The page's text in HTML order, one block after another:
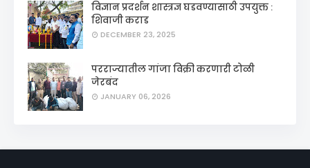
विज्ञान प्रदर्शन शास्त्रज्ञ घडवण्यासाठी उपयुक्त :
शिवाजी कराड
DECEMBER 23, 2025
परराज्यातील गांजा विक्री करणारी टोळी
जेरबंद
JANUARY 06, 2026